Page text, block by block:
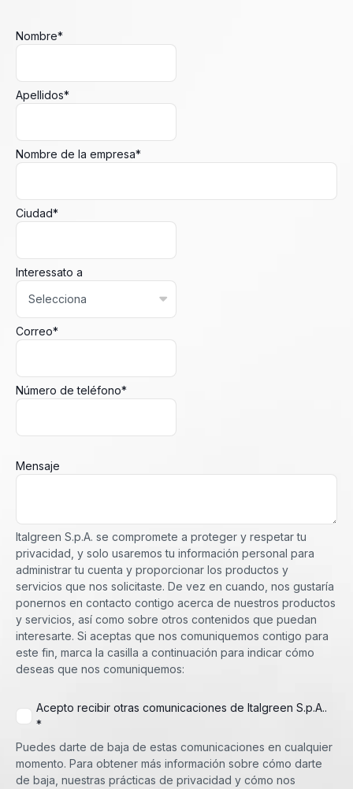
Nombre*
Apellidos*
Nombre de la empresa*
Ciudad*
Interessato a
Correo*
Número de teléfono*
Mensaje
Italgreen S.p.A. se compromete a proteger y respetar tu
privacidad, y solo usaremos tu información personal para
administrar tu cuenta y proporcionar los productos y
servicios que nos solicitaste. De vez en cuando, nos gustaría
ponernos en contacto contigo acerca de nuestros productos
y servicios, así como sobre otros contenidos que puedan
interesarte. Si aceptas que nos comuniquemos contigo para
este fin, marca la casilla a continuación para indicar cómo
deseas que nos comuniquemos:
Acepto recibir otras comunicaciones de Italgreen S.p.A..
*
Puedes darte de baja de estas comunicaciones en cualquier
momento. Para obtener más información sobre cómo darte
de baja, nuestras prácticas de privacidad y cómo nos